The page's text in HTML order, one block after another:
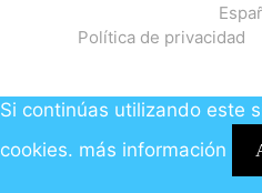
Política de privacidad
Si continúas utilizando este
cookies. más información